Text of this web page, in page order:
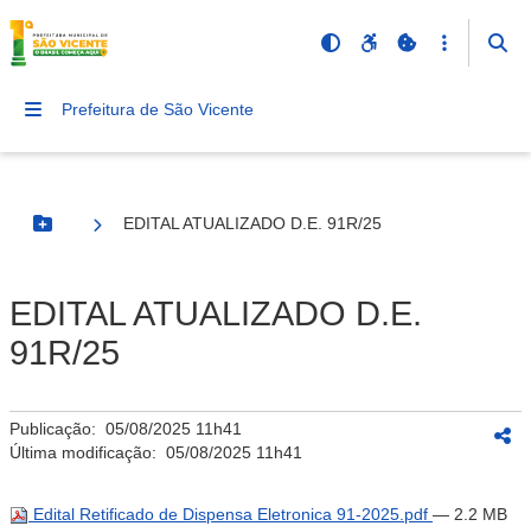
Prefeitura de São Vicente
Botão Menu
EDITAL ATUALIZADO D.E. 91R/25
EDITAL ATUALIZADO D.E.
91R/25
Publicação: 05/08/2025 11h41
Última modificação: 05/08/2025 11h41
Edital Retificado de Dispensa Eletronica 91-2025.pdf — 2.2 MB